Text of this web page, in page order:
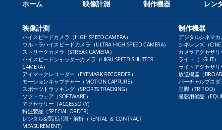
ホーム 映像計測 制作機器 レン
映像計測
ハイスピードカメラ（HIGH SPEED CAMERA）
ウルトラハイスピードカメラ（ULTRA HIGH SPEED CAMERA）
ストリークカメラ（STREAK CAMERA）
ハイスピードシャッターカメラ（HIGH SPEED SHUTTER
CAMERA）
アイマークレコーダー（EYEMARK RECORDER）
モーションキャプチャー（MOTION CAPTURE）
スポーツトラッキング（SPORTS TRACKING）
ソフトウェア（SOFTWARE）
アクセサリー（ACCESSORY）
特注製品（SPECIAL ORDER）
レンタル&受託計測・解析（RENTAL ＆ CONTRACT
MEASUREMENT）
制作機器
デジタルシネマカ
シネレンズ（CINE
カメラアクセサリ
ライト（LIGHT）
ライトアクセサリ
放送機器（
バーチャルプロダ
三脚（TRIPOD）
撮影用備品（